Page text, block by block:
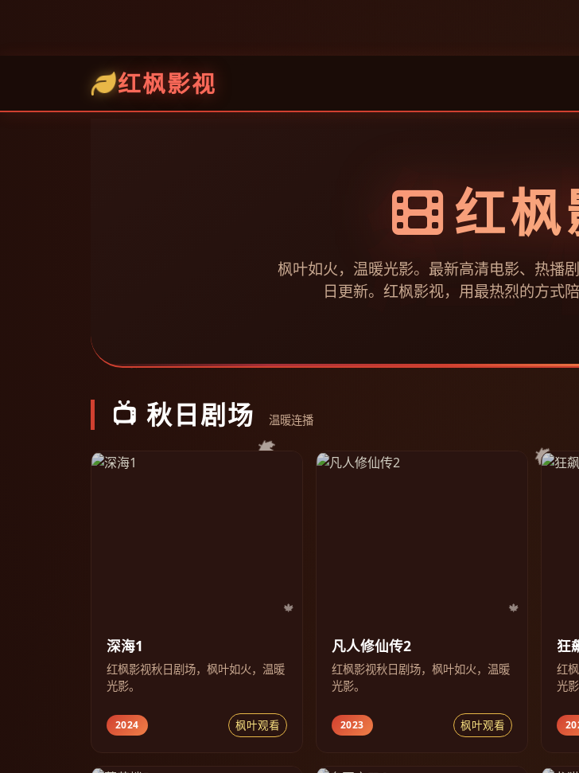
红枫影视
红
枫叶如火，温暖光影。最新高清电影、热播
日更新。红枫影视，用最热烈的方式
📺 秋日剧场 温暖连播
深海1
红枫影视秋日剧场，枫叶如火，温暖
光影。
2024 枫叶观看
凡人修仙传2
红枫影视秋日剧场，枫叶如火，温暖
光影。
2023 枫叶观看
狂
红
光影